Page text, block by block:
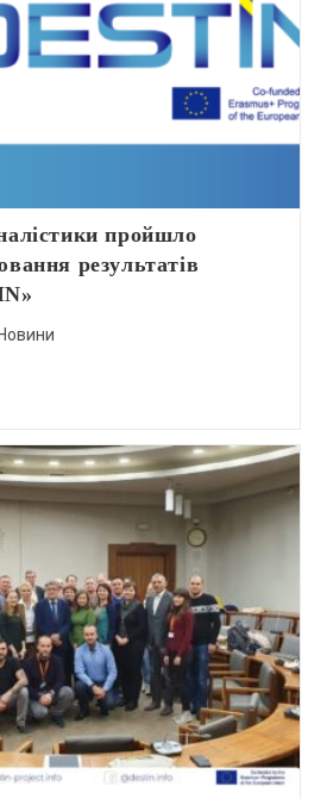
пройшло
результатів
Новини